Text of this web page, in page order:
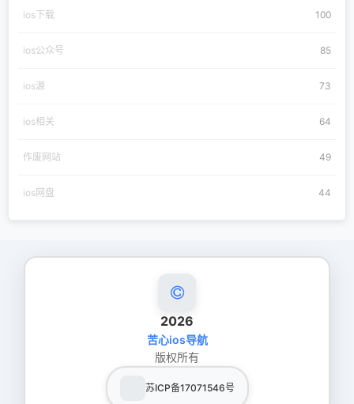
ios下载 100
ios公众号 85
ios源 73
ios相关 64
作废网站 49
ios网盘 44
2026
苦心ios导航
版权所有
苏ICP备17071546号